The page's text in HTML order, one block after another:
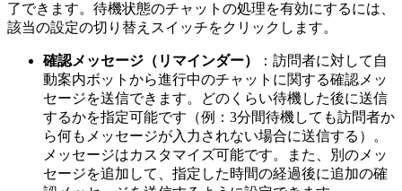
了できます。待機状態のチャットの処理を有効にするには、
該当の設定の切り替えスイッチをクリックします。
確認メッセージ（リマインダー）
：訪問者に対して自
動案内ボットから進行中のチャットに関する確認メッ
セージを送信できます。どのくらい待機した後に送信
するかを指定可能です（例：3分間待機しても訪問者か
ら何もメッセージが入力されない場合に送信する）。
メッセージはカスタマイズ可能です。また、別のメッ
セージを追加して、指定した時間の経過後に追加の確